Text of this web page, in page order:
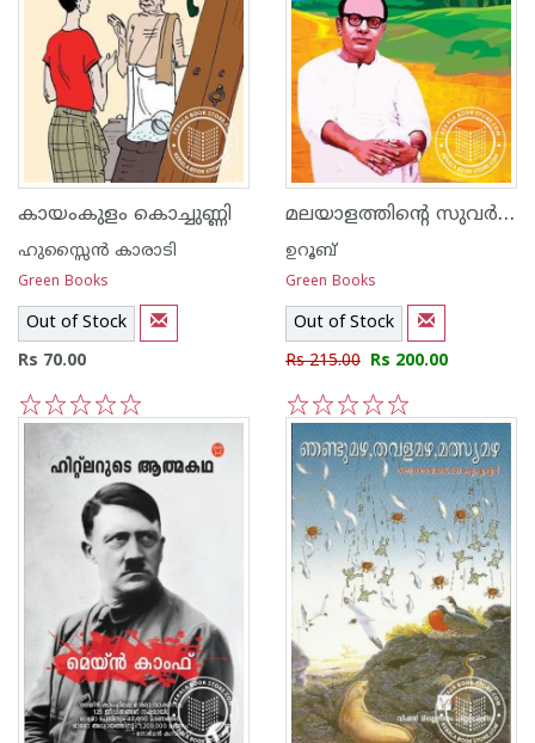
കായംകുളം കൊച്ചുണ്ണി
ഹുസ്സൈന്‍ കാരാടി
Green Books
Out of Stock
Rs 70.00
5
4
3
2
1
മലയാളത്തിന്റെ സുവര്‍ണകഥകള്‍-ഉറൂബ്
ഉറൂബ്‌
Green Books
Out of Stock
Rs 215.00 Rs 200.00
5
4
3
2
1